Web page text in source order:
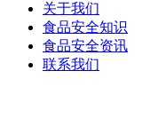
关于我们
食品安全知识
食品安全资讯
联系我们